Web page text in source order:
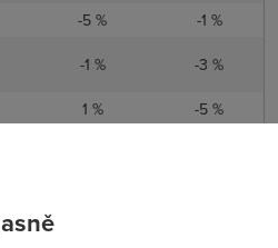
-5 %
-1 %
-1 %
-3 %
1 %
-5 %